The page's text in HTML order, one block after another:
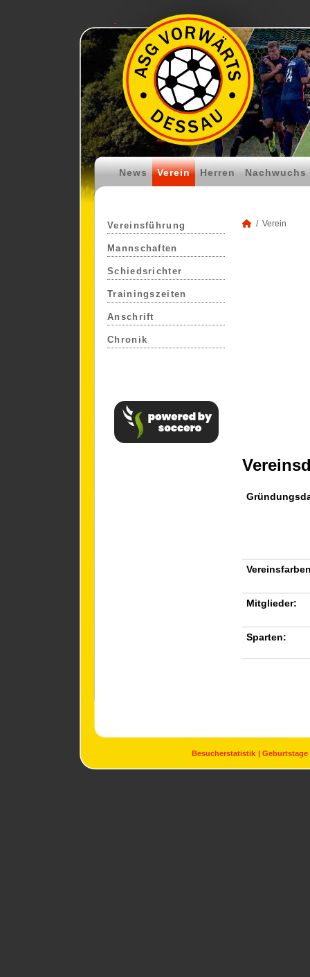
News Verein Herren Nachwuchs
Vereinsführung
Mannschaften
Schiedsrichter
Trainingszeiten
Anschrift
Chronik
Verein
Mitglieder:
Sparten:
Besucherstatistik Geburtstage